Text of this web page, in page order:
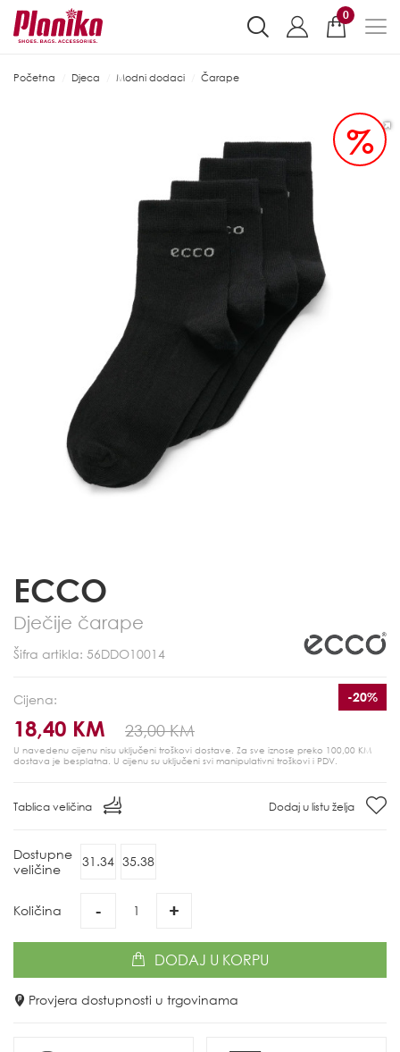
0
Početna Djeca Modni dodaci Čarape
%
ECCO
Dječije čarape
Šifra artikla: 56DDO10014
Cijena:
18,40 KM 23,00 KM
-20%
U navedenu cijenu nisu uključeni troškovi dostave. Za sve iznose preko 100,00 KM
dostava je besplatna. U cijenu su uključeni svi manipulativni troškovi i PDV.
Tablica veličina Dodaj u listu želja
Dostupne
veličine
31.34 35.38
Količina - +
DODAJ U KORPU
Provjera dostupnosti u trgovinama